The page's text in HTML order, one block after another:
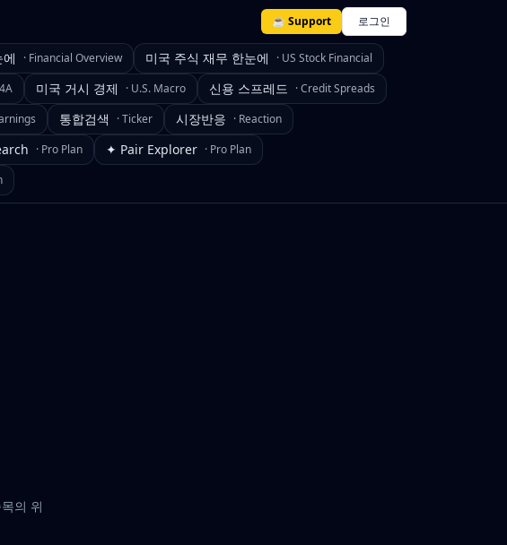
☕ Support 로그인
· Financial Overview 미국 주식 재무 한눈에 · US Stock Financial
미국 거시 경제 · U.S. Macro 신용 스프레드 ·Credit Spreads
통합검색 ·Ticker 시장반응 · Reaction
· Pro Plan ✦ Pair Explorer · Pro Plan
의 위